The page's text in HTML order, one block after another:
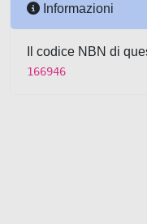
Informazioni
Il codice NBN di
166946